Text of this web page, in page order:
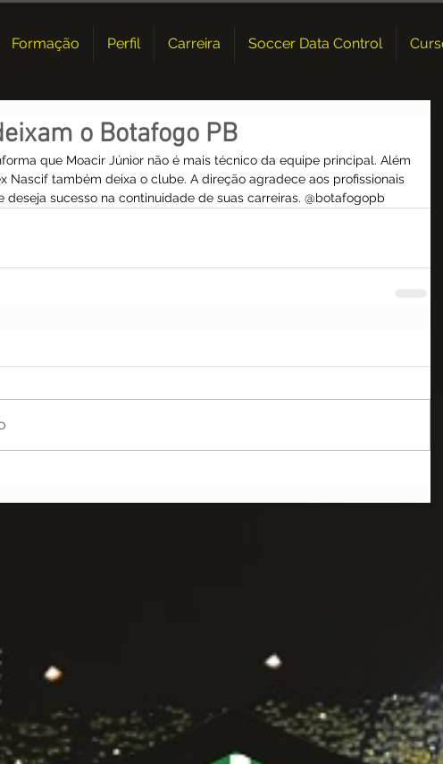
Formação Perfil Carreira Soccer Data Control
o Botafogo PB
que Moacir Júnior não é mais técnico da equipe principal. Além
Nascif também deixa o clube. A direção agradece aos profissionais
deseja sucesso na continuidade de suas carreiras. @botafogopb